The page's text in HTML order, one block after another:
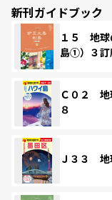
新刊ガイドブック
１５ 地
島①）３訂
Ｃ０２ 地
８
Ｊ３３